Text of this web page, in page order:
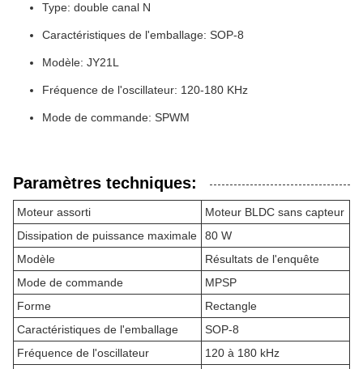
Type: double canal N
Caractéristiques de l'emballage: SOP-8
Modèle: JY21L
Fréquence de l'oscillateur: 120-180 KHz
Mode de commande: SPWM
Paramètres techniques:
Moteur assorti
Moteur BLDC sans capteur
Dissipation de puissance maximale
80 W
Modèle
Résultats de l'enquête
Mode de commande
MPSP
Forme
Rectangle
Caractéristiques de l'emballage
SOP-8
Fréquence de l'oscillateur
120 à 180 kHz